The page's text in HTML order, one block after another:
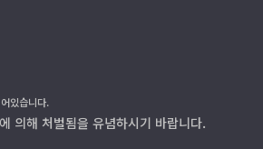
있습니다.
의해 처벌됨을 유념하시기 바랍니다.